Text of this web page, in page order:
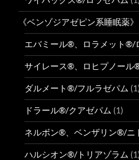
《ベンゾジアゼピン系睡眠薬》
エバミール®、ロラメット®/
サイレース®、ロヒプノール
ダルメート®/フルラゼパム
ドラール®/クアゼパム (1)
ネルボン®、ベンザリン®/ニ
ハルシオン®/トリアゾラム